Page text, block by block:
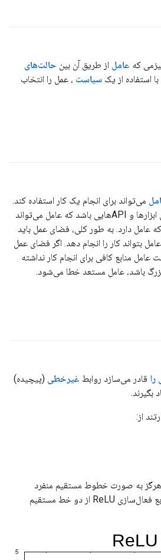
که عامل از طریق آن بین حالت‌های
استفاده از یک سیاست ، عمل را انتخاب
می‌تواند برای انجام یک کار استفاده کند.
فضای عمل ممکن است شامل ابزارها و APIهایی باشد که عامل می‌تواند
عامل دارد. به طور کلی، فضای عمل باید
بتواند کار را انجام دهد. اگر فضای عمل
منابع کافی برای انجام کار نداشته
باشد، عامل مستعد خطا می‌شود.
قادر می‌سازد روابط غیرخطی (پیچیده)
بگیرند.
از:
هرگز به صورت خطوط مستقیم منفرد
نیستند. برای مثال، نمودار تابع فعال‌سازی ReLU از دو خط مستقیم